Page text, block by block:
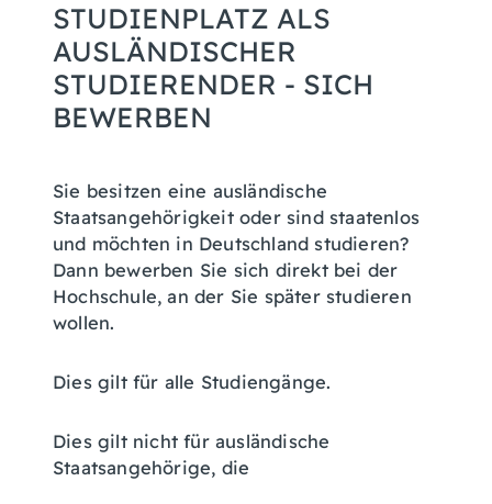
STUDIENPLATZ ALS
AUSLÄNDISCHER
STUDIERENDER - SICH
BEWERBEN
Sie besitzen eine ausländische
Staatsangehörigkeit oder sind staatenlos
und möchten in Deutschland studieren?
Dann bewerben Sie sich direkt bei der
Hochschule, an der Sie später studieren
wollen.
Dies gilt für alle Studiengänge.
Dies gilt nicht für ausländische
Staatsangehörige, die